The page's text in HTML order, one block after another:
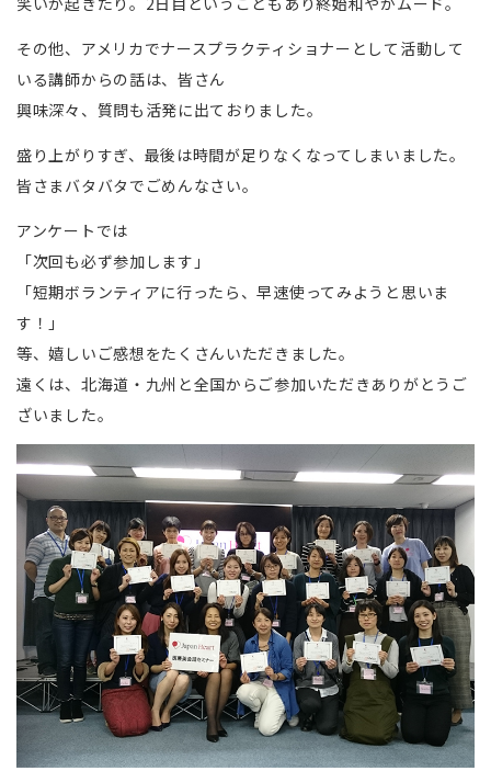
その他、アメリカでナースプラクティショナーとして活動して
いる講師からの話は、皆さん
興味深々、質問も活発に出ておりました。
盛り上がりすぎ、最後は時間が足りなくなってしまいました。
皆さまバタバタでごめんなさい。
アンケートでは
「次回も必ず参加します」
「短期ボランティアに行ったら、早速使ってみようと思いま
す！」
等、嬉しいご感想をたくさんいただきました。
遠くは、北海道・九州と全国からご参加いただきありがとうご
ざいました。